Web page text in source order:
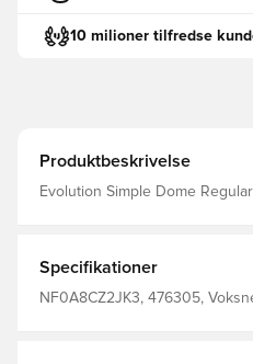
10 milioner tilfredse
Produktbeskrivelse
Evolution Simple Dome
venstre bryst. Fremstillet af: 165 G/M², 60% bomuld, 40%
genanvendt polyester / Strik /
Specifikationer
NF0A8CZ2JK3, 476305,